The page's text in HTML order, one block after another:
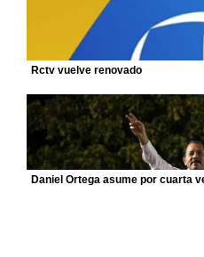
Rctv vuelve renovado
Daniel Ortega asume por cuarta